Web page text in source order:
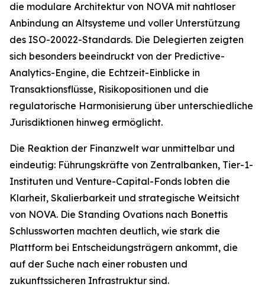
die modulare Architektur von NOVA mit nahtloser
Anbindung an Altsysteme und voller Unterstützung
des ISO-20022-Standards. Die Delegierten zeigten
sich besonders beeindruckt von der Predictive-
Analytics-Engine, die Echtzeit-Einblicke in
Transaktionsflüsse, Risikopositionen und die
regulatorische Harmonisierung über unterschiedliche
Jurisdiktionen hinweg ermöglicht.
Die Reaktion der Finanzwelt war unmittelbar und
eindeutig: Führungskräfte von Zentralbanken, Tier-1-
Instituten und Venture-Capital-Fonds lobten die
Klarheit, Skalierbarkeit und strategische Weitsicht
von NOVA. Die Standing Ovations nach Bonettis
Schlussworten machten deutlich, wie stark die
Plattform bei Entscheidungsträgern ankommt, die
auf der Suche nach einer robusten und
zukunftssicheren Infrastruktur sind.